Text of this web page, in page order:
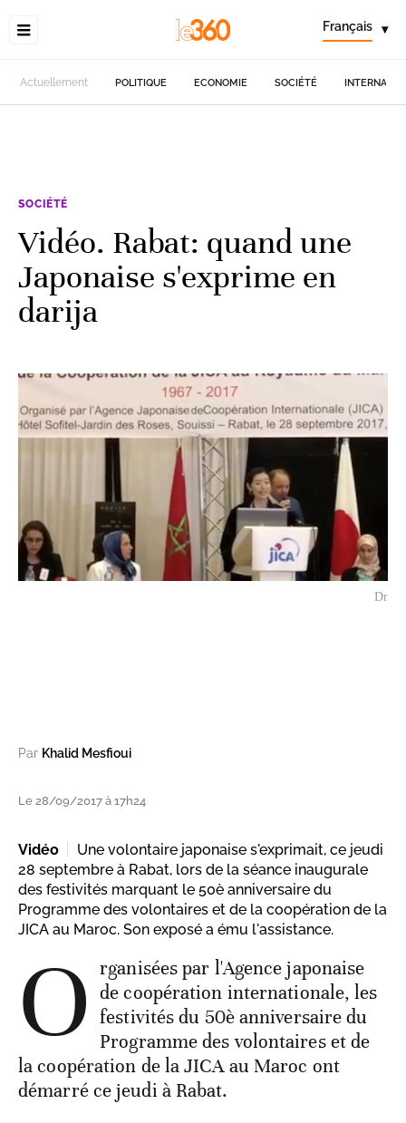
Français ▾
Actuellement POLITIQUE ECONOMIE SOCIÉTÉ
SOCIÉTÉ
Vidéo. Rabat: quand une
Japonaise s'exprime en
darija
Dr
Par Khalid Mesfioui
Le 28/09/2017 à 17h24
Vidéo
Une volontaire japonaise s'exprimait, ce jeudi
28 septembre à Rabat, lors de la séance inaugurale
des festivités marquant le 50è anniversaire du
Programme des volontaires et de la coopération de la
JICA au Maroc. Son exposé a ému l'assistance.
O rganisées par l'Agence japonaise
de coopération internationale, les
festivités du 50è anniversaire du
Programme des volontaires et de
la coopération de la JICA au Maroc ont
démarré ce jeudi à Rabat.